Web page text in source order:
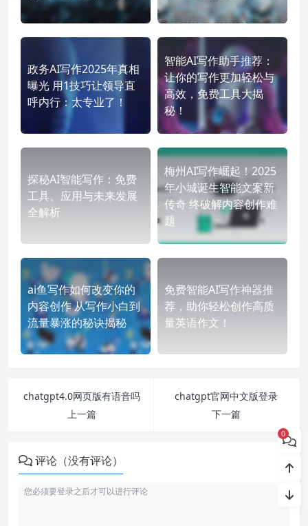
政务AI写作2025年真相
曝光 用1技巧让领导直
呼内行：太专业了！
智能AI写作助手推荐：
让你的写作更加轻松与
高效，免费工具大揭
秘！
探秘AI智能写作：免费
工具、应用与未来发展
全解析
梅州AI写作崛起！2025
年小城诞生智能文案新
传奇 终破解内容创作难
题
ai鱼写作如何改变你的
内容创作 从写作小白到
流量暴涨的秘诀揭秘
免费智能AI写作神器推
荐，助你轻松创作高质
量英语作文！
chatgpt4.0网页版有语音吗
上一篇
chatgpt官网中文版登录
下一篇
评论（没有评论）
0